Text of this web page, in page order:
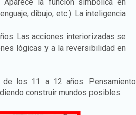
dibujo, etc.). La inteligencia
Las acciones interiorizadas se
lógicas y a la reversibilidad en
de los 11 a 12 años. Pensamiento
construir mundos posibles.